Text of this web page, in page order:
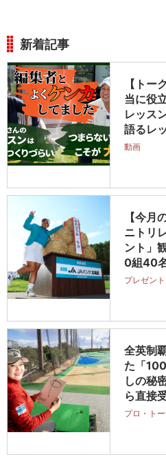
新着記事
【ト
当に役
レッス
語るレ
動画
【今月
ニトリ
ント」
0組40
プレゼント
全英制
た「
しの秘
ら直接
プロ・ト